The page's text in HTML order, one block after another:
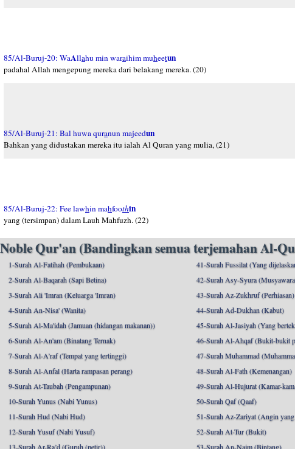
85/Al-Buruj-20: WaAllahu min waraihim muheetun
padahal Allah mengepung mereka dari belakang mereka. (20)
85/Al-Buruj-21: Bal huwa quranun majeedun
Bahkan yang didustakan mereka itu ialah Al Quran yang mulia, (21)
85/Al-Buruj-22: Fee lawhin mahfoothin
yang (tersimpan) dalam Lauh Mahfuzh. (22)
Noble Qur'an (Bandingkan semua terjemahan Al-
1-Surah Al-Fatihah (Pembukaan)
2-Surah Al-Baqarah (Sapi Betina)
3-Surah Ali 'Imran (Keluarga 'Imran)
4-Surah An-Nisa' (Wanita)
5-Surah Al-Ma'idah (Jamuan (hidangan makanan))
6-Surah Al-An'am (Binatang Ternak)
7-Surah Al-A’raf (Tempat yang tertinggi)
8-Surah Al-Anfal (Harta rampasan perang)
9-Surah At-Taubah (Pengampunan)
10-Surah Yunus (Nabi Yunus)
11-Surah Hud (Nabi Hud)
12-Surah Yusuf (Nabi Yusuf)
13-Surah Ar-Ra’d (Guruh (petir))
41-Surah Fussilat (Yang
42-Surah Asy-Syura
43-Surah Az-Zukhruf (Perhiasan)
44-Surah Ad-Dukhan (Kabut)
45-Surah Al-Jasiyah (Yang
46-Surah Al-Ahqaf (Bukit-bukit
47-Surah Muhammad
48-Surah Al-Fath (Kemenangan)
49-Surah Al-Hujurat (Kamar-
50-Surah Qaf (Qaaf)
51-Surah Az-Zariyat (Angin
52-Surah At-Tur (Bukit)
53-Surah An-Najm (Bintang)